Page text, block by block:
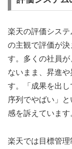
楽天の評価シス
の主観で評価が
す。多くの社員
ないまま、昇進
す。「成果を出
序列でやばい」
感を訴えています
楽天では目標管理